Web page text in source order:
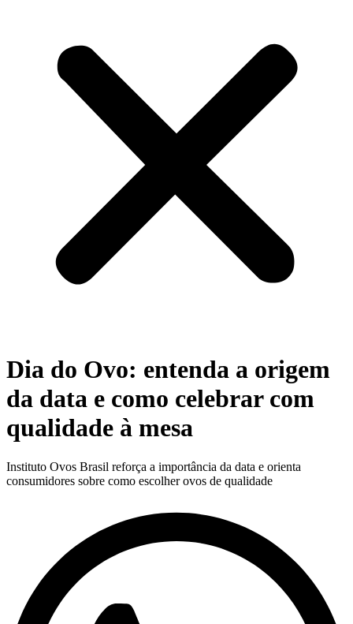
Dia do Ovo: entenda a origem
da data e como celebrar com
qualidade à mesa
Instituto Ovos Brasil reforça a importância da data e orienta
consumidores sobre como escolher ovos de qualidade